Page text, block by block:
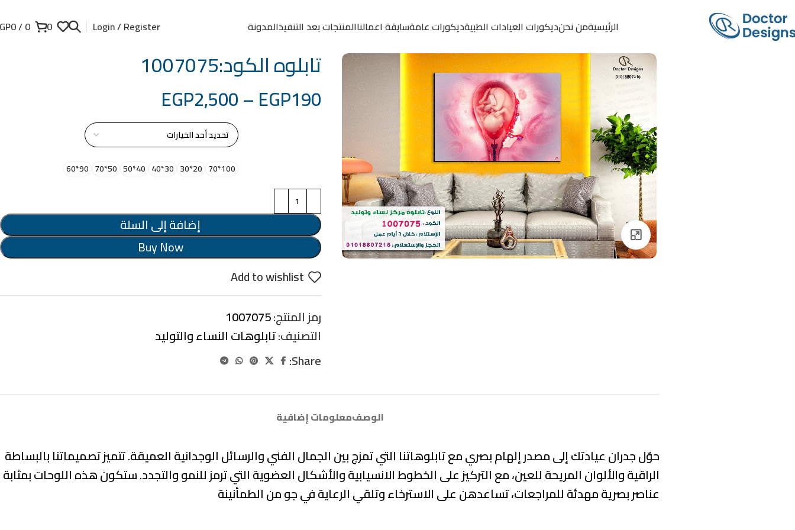
الرئيسيةمن نحنديكورات العيادات الطبيةديكورات عامةسابقة اعمالناالمنتجات بعد التنفيذالمدونة Login / Register
0
0
/
0
Click to enlarge
تابلوه الكود:1007075
EGP190
–
EGP2,500
100*70
20*30
30*40
40*50
50*70
90*60
إضافة إلى السلة
Buy Now
Add to wishlist
رمز المنتج:1007075
التصنيف:تابلوهات النساء والتوليد
Share:
الوصفمعلومات إضافية
حوّل جدران عيادتك إلى مصدر إلهام بصري مع تابلوهاتنا التي تمزج بينالجمال الفني والرسائل الوجدانية العميقة. تتميز تصميماتنابالبساطة
الراقية والألوان المريحة للعين، مع التركيز علىالخطوط الانسيابية والأشكال العضويةالتي ترمز للنمو والتجدد. ستكون هذه اللوحات بمثابة
عناصر بصرية مهدئةللمراجعات، تساعدهن على الاسترخاء وتلقي الرعاية في جو من الطمأنينة